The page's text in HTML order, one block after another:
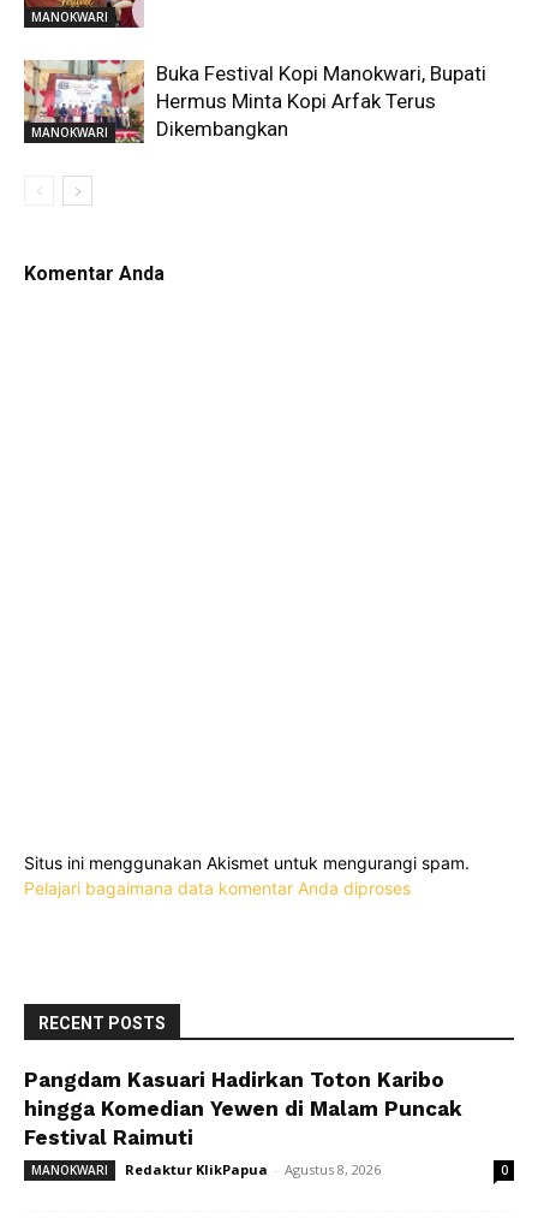
MANOKWARI
MANOKWARI
Buka Festival Kopi Manokwari, Bupati
Hermus Minta Kopi Arfak Terus
Dikembangkan
Komentar Anda
Situs ini menggunakan Akismet untuk mengurangi spam.
Pelajari bagaimana data komentar Anda diproses
RECENT POSTS
Pangdam Kasuari Hadirkan Toton Karibo
hingga Komedian Yewen di Malam Puncak
Festival Raimuti
MANOKWARI Redaktur KlikPapua - Agustus 8, 2026 0